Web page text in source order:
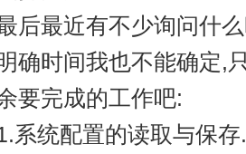
后最近有不少询问什
确时间我也不能确定,
要完成的工作吧:
系统配置的读取与保